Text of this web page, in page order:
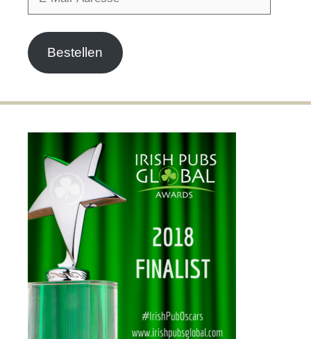
Bestellen